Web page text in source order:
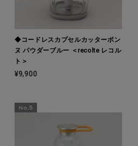
◆コードレスカプセルカッターボン
ヌ パウダーブルー ＜recolte レコル
ト＞
¥9,900